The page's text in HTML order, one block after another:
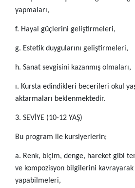
yapmaları,
f. Hayal güçlerini geliştirmeleri,
g. Estetik duygularını geliştirmeleri,
h. Sanat sevgisini kazanmış olmaları,
ı. Kursta edindikleri becerileri okul
aktarmaları beklenmektedir.
3. SEVİYE (10-12 YAŞ)
Bu program ile kursiyerlerin;
a. Renk, biçim, denge, hareket gibi
ve kompozisyon bilgilerini kavrayarak
yapabilmeleri,